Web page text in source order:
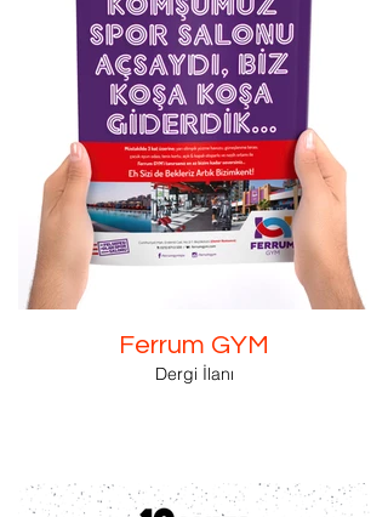
Ferrum GYM
Dergi İlanı